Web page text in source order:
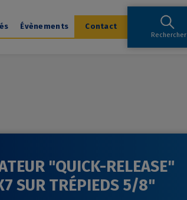
Évènements Contact
Rechercher
"QUICK-RELEASE"
SUR TRÉPIEDS 5/8"